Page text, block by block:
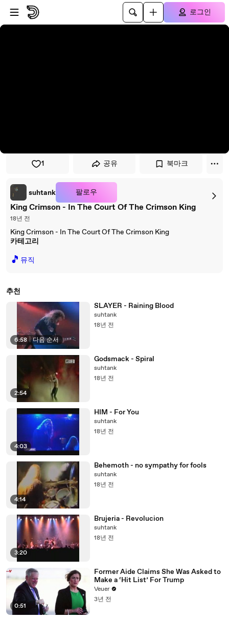
플레이어로 건너뛰기
본문으로 건너뛰기
로그인
1 공유 북마크
suhtank 팔로우
King Crimson - In The Court Of The Crimson King
18년 전
King Crimson - In The Court Of The Crimson King
카테고리
🎵 뮤직
추천
6:58 | 다음 순서
SLAYER - Raining Blood
suhtank
18년 전
2:54
Godsmack - Spiral
suhtank
18년 전
4:03
HIM - For You
suhtank
18년 전
4:14
Behemoth - no sympathy for fools
suhtank
18년 전
3:20
Brujeria - Revolucion
suhtank
18년 전
0:51
Former Aide Claims She Was Asked to
Make a ‘Hit List’ For Trump
Veuer
3년 전